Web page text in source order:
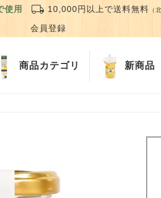
使用
local_shipping 10,000円以上で送料無料 （
会員登録
商品カテゴリ 新商品